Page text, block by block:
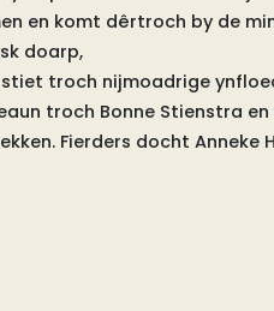
en komt dêrtroch by de
doarp,
stiet troch nijmoadrige
troch Bonne Stienstra
Fierders docht Anneke